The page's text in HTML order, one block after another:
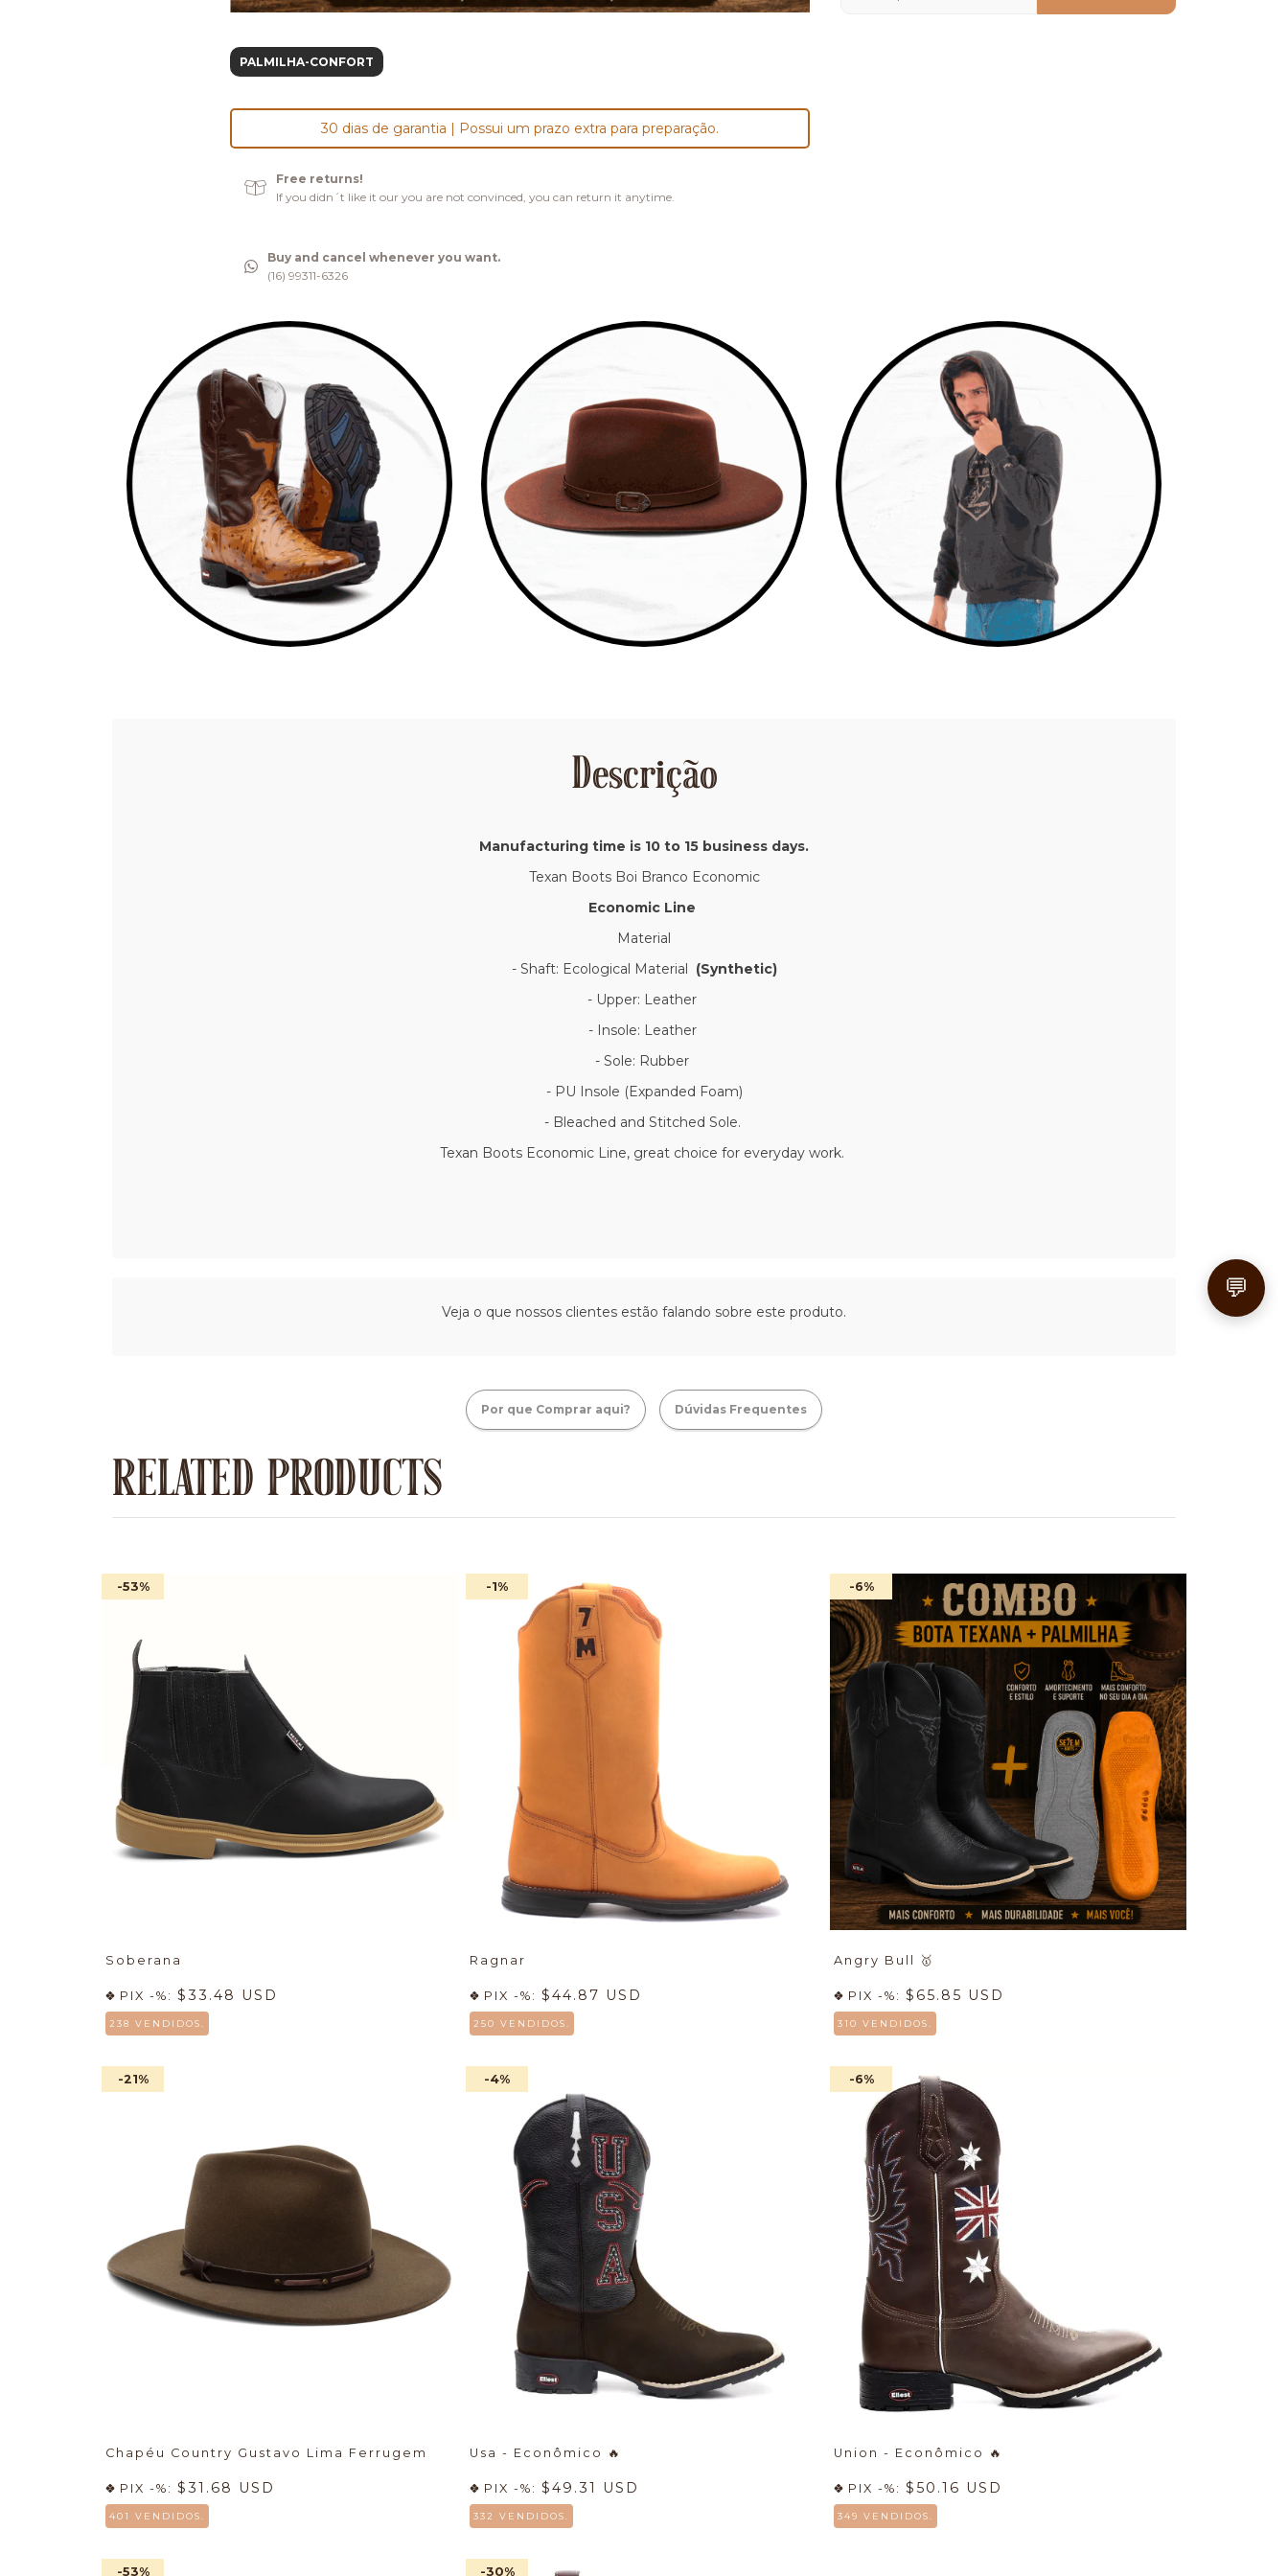
PALMILHA-CONFORT
30 dias de garantia | Possui um prazo extra para preparação.
Free returns!
If you didn´t like it our you are not convinced, you can return it anytime.
Buy and cancel whenever you want.
(16) 99311-6326
Descrição
Manufacturing time is 10 to 15 business days.
Texan Boots Boi Branco Economic
Economic Line
Material
- Shaft: Ecological Material (Synthetic)
- Upper: Leather
- Insole: Leather
- Sole: Rubber
- PU Insole (Expanded Foam)
- Bleached and Stitched Sole.
Texan Boots Economic Line, great choice for everyday work.
Veja o que nossos clientes estão falando sobre este produto.
Por que Comprar aqui? Dúvidas Frequentes
RELATED PRODUCTS
-53%
Soberana
PIX -%: $33.48 USD
238 VENDIDOS.
-1%
Ragnar
PIX -%: $44.87 USD
250 VENDIDOS.
-6%
Angry Bull 🥇
PIX -%: $65.85 USD
310 VENDIDOS.
-21%
Chapéu Country Gustavo Lima Ferrugem
PIX -%: $31.68 USD
401 VENDIDOS.
-4%
Usa - Econômico 🔥
PIX -%: $49.31 USD
332 VENDIDOS.
-6%
Union - Econômico 🔥
PIX -%: $50.16 USD
349 VENDIDOS.
-53% -30%
💬